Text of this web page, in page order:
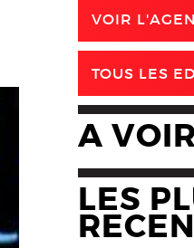
VOIR
TOUS LES
A
LES